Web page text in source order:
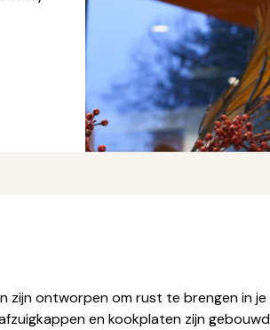
ontworpen om rust te brengen in
en kookplaten zijn